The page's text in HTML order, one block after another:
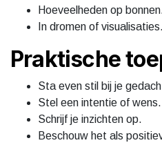
Hoeveelheden op
In dromen of visualisaties.
Praktische
Sta even stil bij je
Stel een intentie of wens.
Schrijf je inzichten op.
Beschouw het als